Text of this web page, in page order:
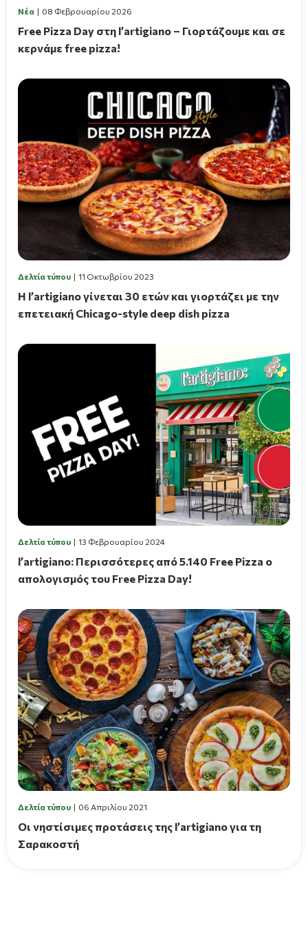
Νέα 08 Φεβρουαρίου 2026
Free Pizza Day στη l’artigiano – Γιορτάζουμε και σε
κερνάμε free pizza!
Δελτία τύπου 11 Οκτωβρίου 2023
Η l’artigiano γίνεται 30 ετών και γιορτάζει με την
επετειακή Chicago-style deep dish pizza
Δελτία τύπου 13 Φεβρουαρίου 2024
l’artigiano: Περισσότερες από 5.140 Free Pizza ο
απολογισμός του Free Pizza Day!
Δελτία τύπου 06 Απριλίου 2021
Οι νηστίσιμες προτάσεις της l’artigiano για τη
Σαρακοστή